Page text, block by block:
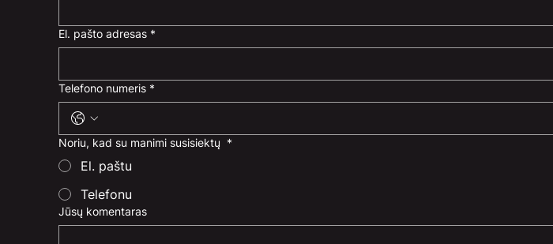
El. pašto adresas *
Telefono numeris *
Noriu, kad su manimi susisiektų *
El. paštu
Telefonu
Jūsų komentaras